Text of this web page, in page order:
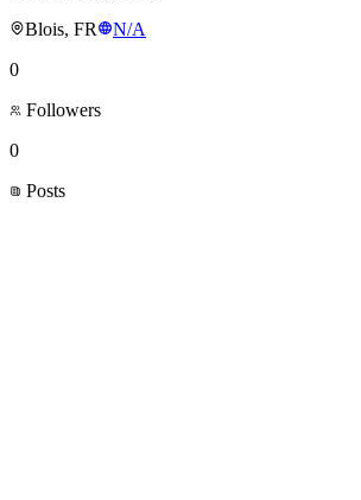
Blois, FR
N/A
0
Followers
0
Posts